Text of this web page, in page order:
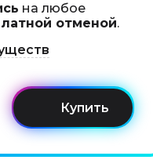
на любое
отменой.